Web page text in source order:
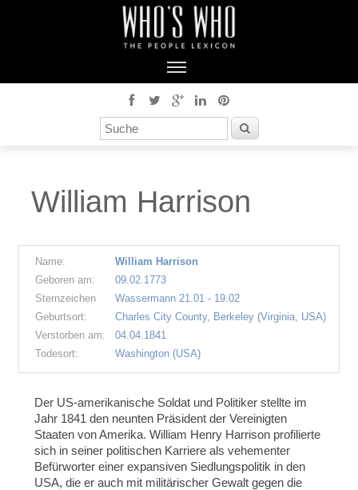
William Harrison
Name:
William Harrison
Geboren am:
09.02.1773
Sternzeichen
Wassermann 21.01 - 19.02
Geburtsort:
Charles City County, Berkeley (Virginia, USA)
Verstorben am:
04.04.1841
Todesort:
Washington (USA)
Der US-amerikanische Soldat und Politiker stellte im
Jahr 1841 den neunten Präsident der Vereinigten
Staaten von Amerika. William Henry Harrison profilierte
sich in seiner politischen Karriere als vehementer
Befürworter einer expansiven Siedlungspolitik in den
USA, die er auch mit militärischer Gewalt gegen die